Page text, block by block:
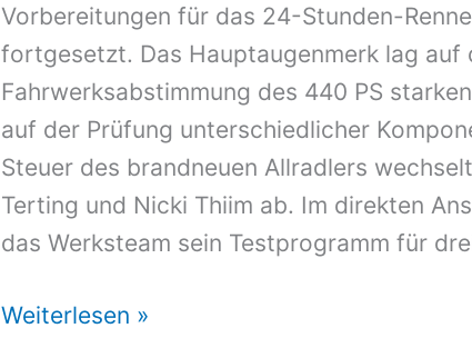
Vorbereitungen für das 24-Stunden-
fortgesetzt. Das Hauptaugenmerk lag auf
Fahrwerksabstimmung des 440 PS
auf der Prüfung unterschiedlicher
Steuer des brandneuen Allradlers
Terting und Nicki Thiim ab. Im direkten
das Werksteam sein Testprogramm für
24h
Weiterlesen »